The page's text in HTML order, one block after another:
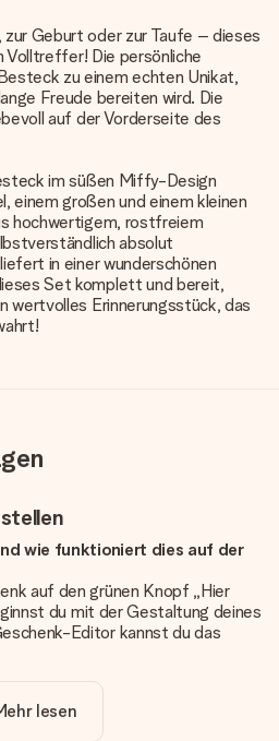
Geburt oder zur Taufe – dieses
Volltreffer! Die persönliche
zu einem echten Unikat,
Freude bereiten wird. Die
auf der Vorderseite des
im süßen Miffy-Design
einem großen und einem kleinen
hochwertigem, rostfreiem
absolut
in einer wunderschönen
Set komplett und bereit,
wertvolles Erinnerungsstück, das
wie funktioniert dies auf der
auf den grünen Knopf „Hier
du mit der Gestaltung deines
Editor kannst du das
Designs, um deinem
zu verleihen.
lesen